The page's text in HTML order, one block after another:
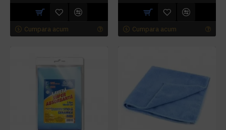
Cumpara acum Cumpara acum